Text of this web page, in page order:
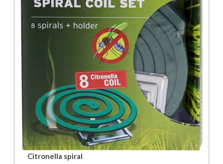
Citronella spiral